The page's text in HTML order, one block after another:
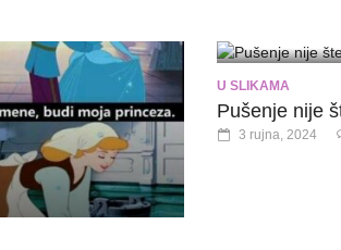
U SLIKAMA
Pušenje nije
3 rujna, 2024